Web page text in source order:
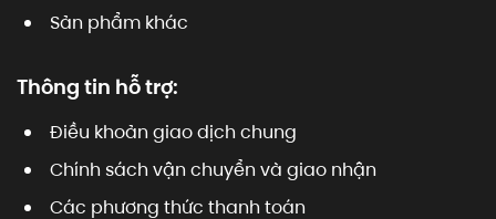
Sản phẩm khác
Thông tin hỗ trợ:
Điều khoản giao dịch chung
Chính sách vận chuyển và giao nhận
Các phương thức thanh toán